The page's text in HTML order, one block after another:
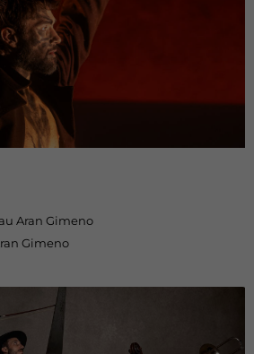
Aran Gimeno
Gimeno